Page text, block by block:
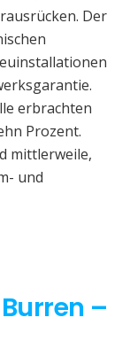
Der
erbrachten
Prozent.
mittlerweile,
und
–